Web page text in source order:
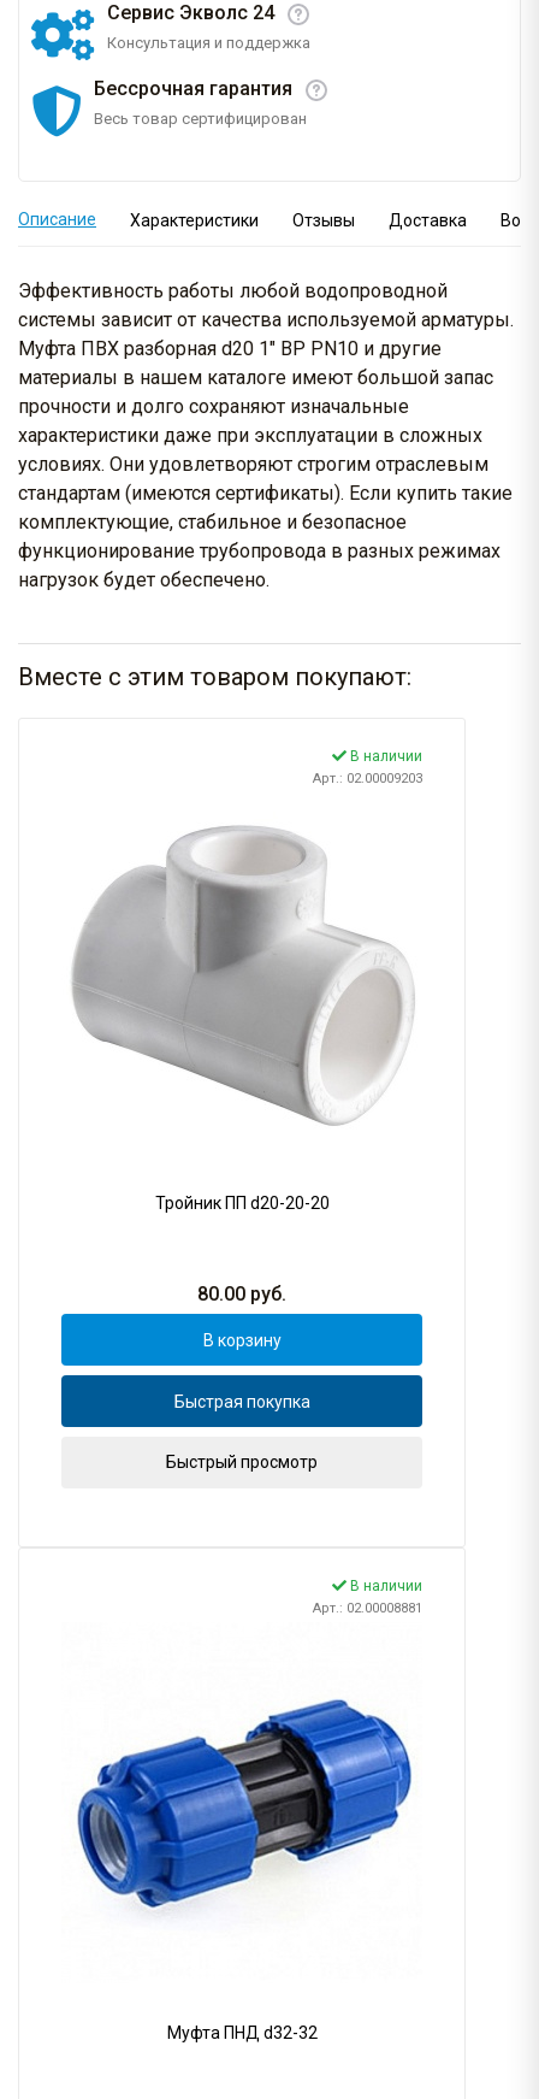
Сервис Экволс 24
Консультация и поддержка
Бессрочная гарантия
Весь товар сертифицирован
Описание Характеристики Отзывы Доставка
Эффективность работы любой водопроводной
системы зависит от качества используемой арматуры.
Муфта ПВХ разборная d20 1" ВР PN10 и другие
материалы в нашем каталоге имеют большой запас
прочности и долго сохраняют изначальные
характеристики даже при эксплуатации в сложных
условиях. Они удовлетворяют строгим отраслевым
стандартам (имеются сертификаты). Если купить такие
комплектующие, стабильное и безопасное
функционирование трубопровода в разных режимах
нагрузок будет обеспечено.
Вместе с этим товаром покупают:
В наличии
Арт.: 02.00009203
Тройник ПП d20-20-20
80.00 руб.
В корзину
Быстрая покупка
Быстрый просмотр
В наличии
Арт.: 02.00008881
Муфта ПНД d32-32